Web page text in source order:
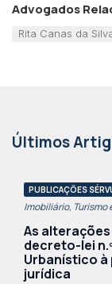
Advogados
Rita Canas da
Últimos
PUBLICAÇÕES
Imobiliário, Turismo
As
decreto-lei
Urbanístico
jurídica